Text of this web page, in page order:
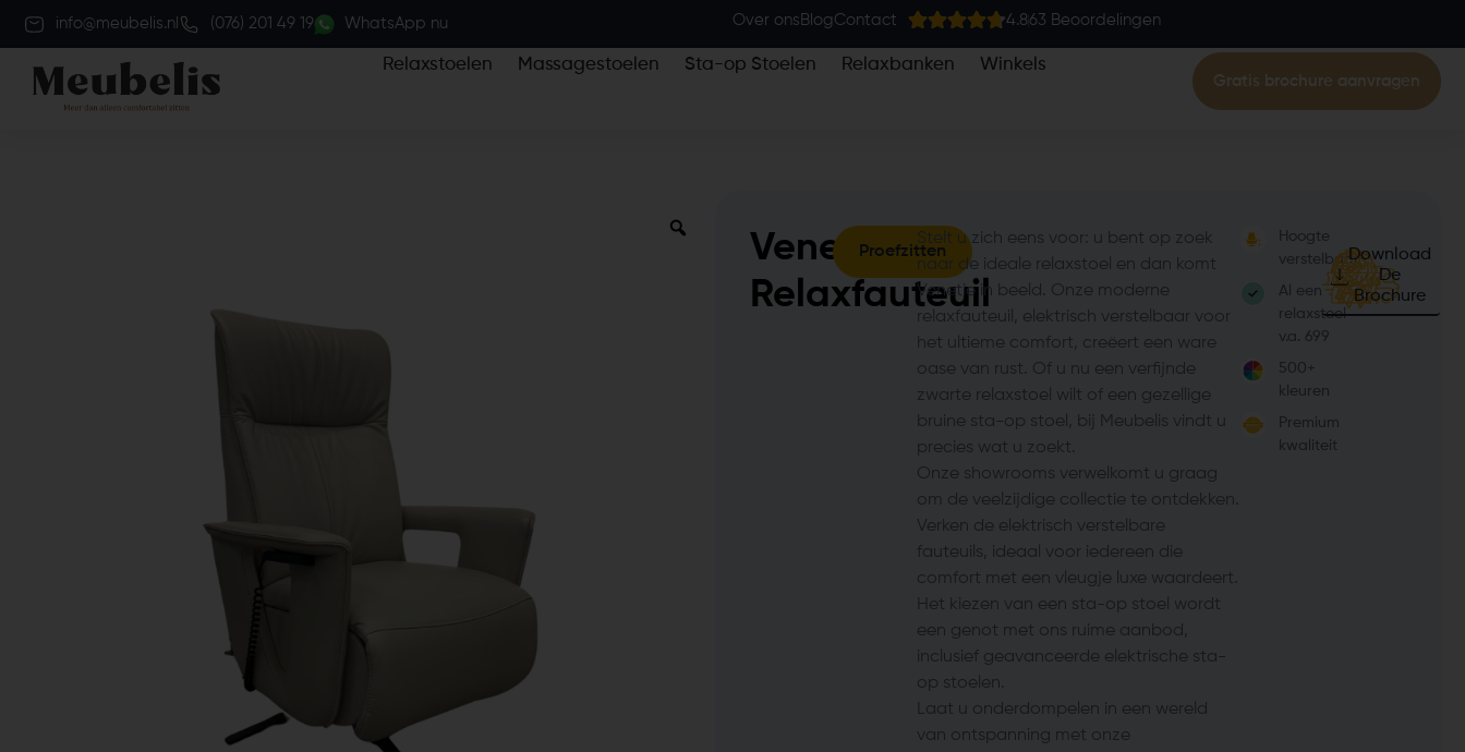
info@meubelis.nl (076) 201 49 19 WhatsApp nu Over ons Blog Contact 4.863 Beoordelingen
Relaxstoelen Massagestoelen Sta-op Stoelen Relaxbanken Winkels
Gratis brochure aanvragen
Venetie
Relaxfauteuil
Proefzitten
Stelt u zich eens voor: u bent op zoek
naar de ideale relaxstoel en dan komt
Venetie in beeld. Onze moderne
relaxfauteuil, elektrisch verstelbaar voor
het ultieme comfort, creëert een ware
oase van rust. Of u nu een verfijnde
zwarte relaxstoel wilt of een gezellige
bruine sta-op stoel, bij Meubelis vindt u
precies wat u zoekt.
Onze showrooms verwelkomt u graag
om de veelzijdige collectie te ontdekken.
Verken de elektrisch verstelbare
fauteuils, ideaal voor iedereen die
comfort met een vleugje luxe waardeert.
Het kiezen van een sta-op stoel wordt
een genot met ons ruime aanbod,
inclusief geavanceerde elektrische sta-
op stoelen.
Laat u onderdompelen in een wereld
van ontspanning met onze
Hoogte
verstelbaar
Al een
relaxstoel
v.a. 699
500+
kleuren
Premium
kwaliteit
Download
De
Brochure